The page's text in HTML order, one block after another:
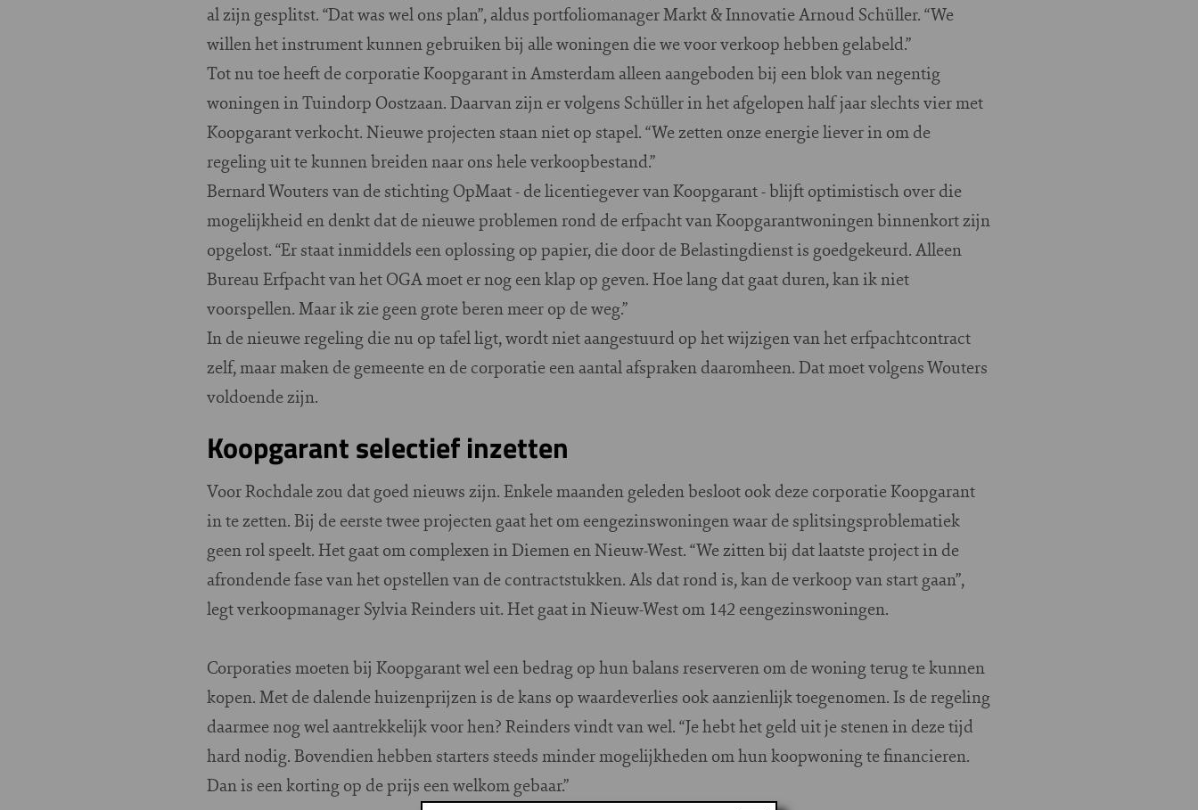
al zijn gesplitst. “Dat was wel ons plan”, aldus portfoliomanager Markt & Innovatie Arnoud Schüller. “We
willen het instrument kunnen gebruiken bij alle woningen die we voor verkoop hebben gelabeld.”
Tot nu toe heeft de corporatie Koopgarant in Amsterdam alleen aangeboden bij een blok van negentig
woningen in Tuindorp Oostzaan. Daarvan zijn er volgens Schüller in het afgelopen half jaar slechts vier met
Koopgarant verkocht. Nieuwe projecten staan niet op stapel. “We zetten onze energie liever in om de
regeling uit te kunnen breiden naar ons hele verkoopbestand.”
Bernard Wouters van de stichting OpMaat - de licentiegever van Koopgarant - blijft optimistisch over die
mogelijkheid en denkt dat de nieuwe problemen rond de erfpacht van Koopgarantwoningen binnenkort zijn
opgelost. “Er staat inmiddels een oplossing op papier, die door de Belastingdienst is goedgekeurd. Alleen
Bureau Erfpacht van het OGA moet er nog een klap op geven. Hoe lang dat gaat duren, kan ik niet
voorspellen. Maar ik zie geen grote beren meer op de weg.”
In de nieuwe regeling die nu op tafel ligt, wordt niet aangestuurd op het wijzigen van het erfpachtcontract
zelf, maar maken de gemeente en de corporatie een aantal afspraken daaromheen. Dat moet volgens Wouters
voldoende zijn.
Koopgarant selectief inzetten
Voor Rochdale zou dat goed nieuws zijn. Enkele maanden geleden besloot ook deze corporatie Koopgarant
in te zetten. Bij de eerste twee projecten gaat het om eengezinswoningen waar de splitsingsproblematiek
geen rol speelt. Het gaat om complexen in Diemen en Nieuw-West. “We zitten bij dat laatste project in de
afrondende fase van het opstellen van de contractstukken. Als dat rond is, kan de verkoop van start gaan”,
legt verkoopmanager Sylvia Reinders uit. Het gaat in Nieuw-West om 142 eengezinswoningen.
Corporaties moeten bij Koopgarant wel een bedrag op hun balans reserveren om de woning terug te kunnen
kopen. Met de dalende huizenprijzen is de kans op waardeverlies ook aanzienlijk toegenomen. Is de regeling
daarmee nog wel aantrekkelijk voor hen? Reinders vindt van wel. “Je hebt het geld uit je stenen in deze tijd
hard nodig. Bovendien hebben starters steeds minder mogelijkheden om hun koopwoning te financieren.
Dan is een korting op de prijs een welkom gebaar.”